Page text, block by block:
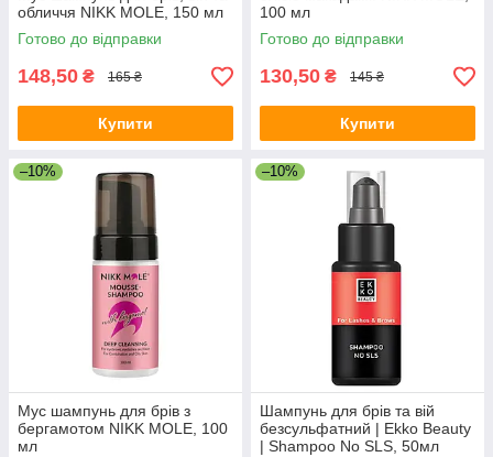
обличчя NIKK MOLE, 150 мл
Готово до відправки
148,50 ₴ 165 ₴
Купити
100 мл
Готово до відправки
130,50 ₴ 145 ₴
Купити
–10%
Мус шампунь для брів з
бергамотом NIKK MOLE, 100
мл
–10%
Шампунь для брів та вій
безсульфатний | Ekko Beauty
| Shampoo No SLS, 50мл